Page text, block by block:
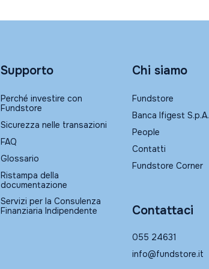
Supporto
Perché investire con
Fundstore
Sicurezza nelle transazioni
FAQ
Glossario
Ristampa della
documentazione
Servizi per la Consulenza
Finanziaria Indipendente
Chi siamo
Fundstore
Banca Ifigest S.p.A.
People
Contatti
Fundstore Corner
Contattaci
055 24631
info@fundstore.it